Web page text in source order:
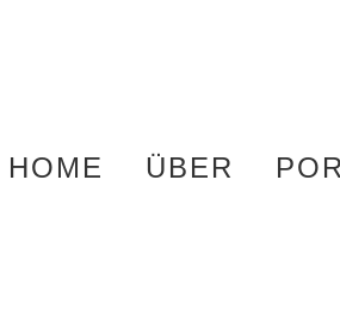
HOME ÜBER